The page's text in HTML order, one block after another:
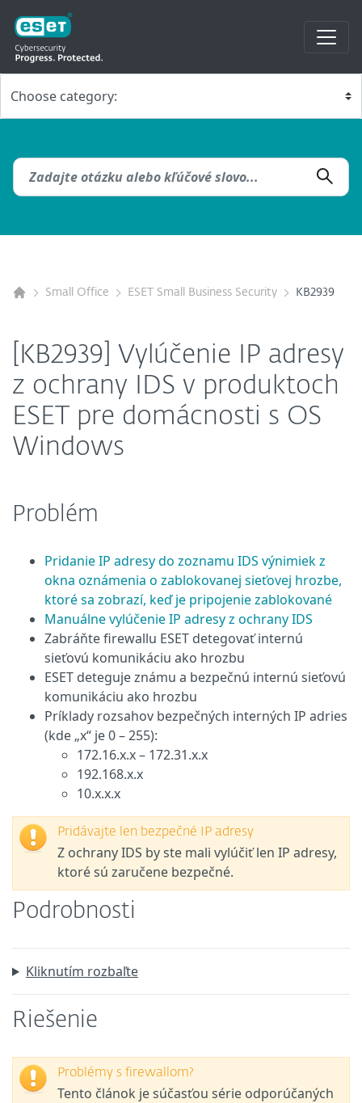
Small Office ESET Small Business Security KB2939
[KB2939] Vylúčenie IP adresy
z ochrany IDS v produktoch
ESET pre domácnosti s OS
Windows
Problém
Pridanie IP adresy do zoznamu IDS výnimiek z
okna oznámenia o zablokovanej sieťovej hrozbe,
ktoré sa zobrazí, keď je pripojenie zablokované
Manuálne vylúčenie IP adresy z ochrany IDS
Zabráňte firewallu ESET detegovať internú
sieťovú komunikáciu ako hrozbu
ESET deteguje známu a bezpečnú internú sieťovú
komunikáciu ako hrozbu
Príklady rozsahov bezpečných interných IP adries
(kde „x“ je 0 – 255):
172.16.x.x – 172.31.x.x
192.168.x.x
10.x.x.x
Pridávajte len bezpečné IP adresy
Z ochrany IDS by ste mali vylúčiť len IP adresy,
ktoré sú zaručene bezpečné.
Podrobnosti
Kliknutím rozbaľte
Riešenie
Problémy s firewallom?
Tento článok je súčasťou série odporúčaných